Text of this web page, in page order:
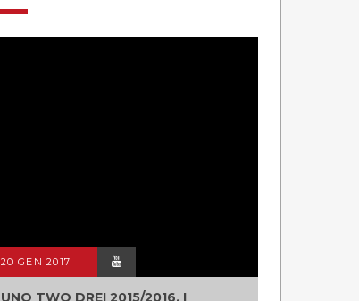
20 GEN 2017
UNO TWO DREI 2015/2016, I